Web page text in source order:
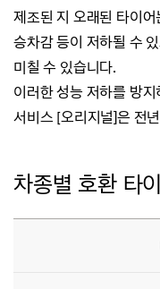
제조된 지 오래된 타이
승차감 등이 저하될 수
미칠 수 있습니다.
이러한 성능 저하를 방
서비스 [오리지널]은 전
차종별 호환 타